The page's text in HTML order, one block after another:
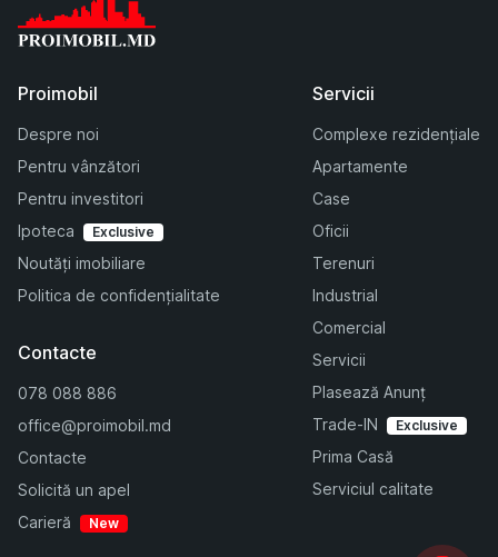
Proimobil
Despre noi
Pentru vânzători
Pentru investitori
Ipoteca
Exclusive
Noutăți imobiliare
Politica de confidențialitate
Servicii
Complexe rezidențiale
Apartamente
Case
Oficii
Terenuri
Industrial
Comercial
Servicii
Plasează Anunț
Trade-IN
Exclusive
Prima Casă
Serviciul calitate
Contacte
078 088 886
office@proimobil.md
Contacte
Solicită un apel
Carieră
New